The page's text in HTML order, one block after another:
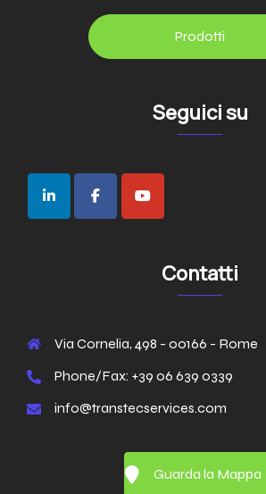
Prodotti
Seguici su
Contatti
Via Cornelia, 498 - 00166 - Rome
Phone/Fax: +39 06 639 0339
info@transtecservices.com
Guarda la Mappa